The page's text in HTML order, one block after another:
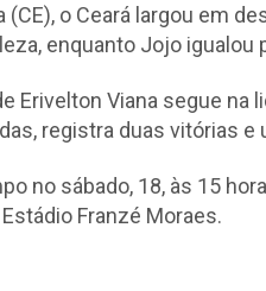
(CE), o Ceará largou em
enquanto Jojo igualou
Erivelton Viana segue na
registra duas vitórias
no sábado, 18, às 15
Franzé Moraes.